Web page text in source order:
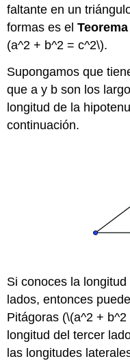
Ejemplo
Ejemplo
Ejercicio
faltante en un
formas es el
(a^2 + b^2 = c^2\).
Supongamos que
que a y b son los
longitud de la
continuación.
Si conoces la
lados, entonces
Pitágoras (\(a^2 +
longitud del tercer
las longitudes